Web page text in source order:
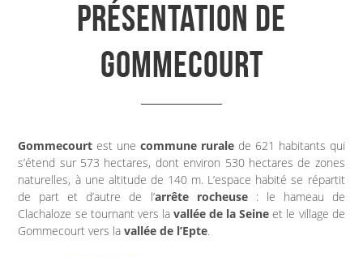
Présentation de Gommecourt
Histoire de Gommecourt
Le Conseil municipal
Marchés publics
Intercommunalité
PRÉSENTATION DE
GOMMECOURT
Gommecourt est unecommune rurale de 621 habitants qui
s’étend sur 573 hectares, dont environ 530 hectares de zones
naturelles, à une altitude de 140 m. L’espace habité se répartit
de part et d’autre de l’arrête rocheuse: le hameau de
Clachaloze se tournant vers la vallée de la Seine et le village de
Gommecourt vers lavallée de l’Epte.